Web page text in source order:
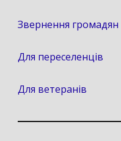
Звернення громадян
Для переселенців
Для ветеранів